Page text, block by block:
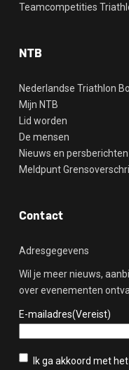
Teamcompetities
NTB
Nederlandse Triathlon
Mijn NTB
Lid worden
De mensen
Nieuws en persberichten
Meldpunt
Contact
Adresgegevens
Wil je meer nieuws,
over evenementen
E-mailadres(Vereist)
Privacybeleid(Vereist)
Ik ga akkoord met het